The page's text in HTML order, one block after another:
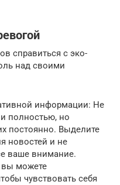
справиться с эко-
над своими
информации: Не
полностью, но
постоянно. Выделите
новостей и не
ваше внимание.
вы можете
чувствовать себя